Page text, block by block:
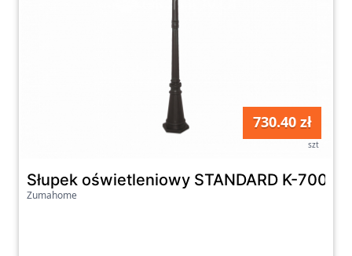
730.40 zł
szt
Słupek oświetleniowy STANDARD K-
Zumahome